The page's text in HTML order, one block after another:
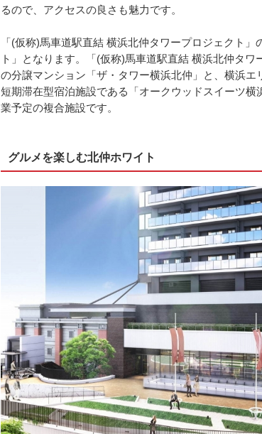
るので、アクセスの良さも魅力です。
「(仮称)馬車道駅直結 横浜北仲タワープロジェクト
ト」となります。「(仮称)馬車道駅直結 横浜北仲タ
の分譲マンション「ザ・タワー横浜北仲」と、横浜エ
短期滞在型宿泊施設である「オークウッドスイーツ
業予定の複合施設です。
グルメを楽しむ北仲ホワイト